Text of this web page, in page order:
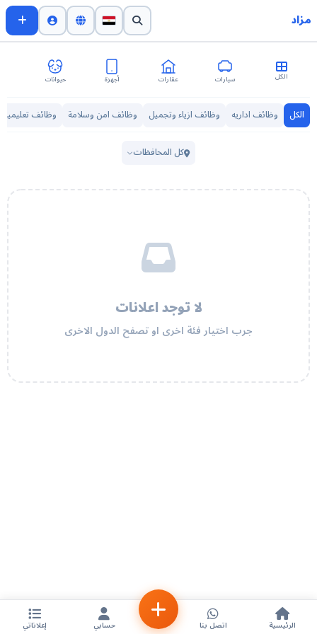
مزاد
الكل سيارات عقارات أجهزة حيوانات
الكل وظائف اداريه وظائف ازياء وتجميل وظائف امن وسلامة وظائف تعليمية
كل المحافظات
لا توجد اعلانات
جرب اختيار فئة اخرى او تصفح الدول الاخرى
الرئيسية اتصل بنا حسابي إعلاناتي